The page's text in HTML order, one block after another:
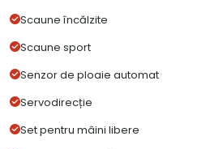
Scaune încălzite
Scaune sport
Senzor de ploaie automat
Servodirecție
Set pentru mâini libere